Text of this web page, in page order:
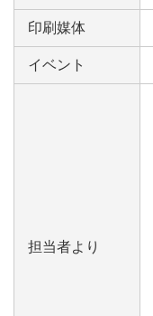
印刷媒体
イベント
担当者より